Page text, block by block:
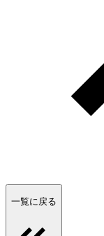
一覧に戻る